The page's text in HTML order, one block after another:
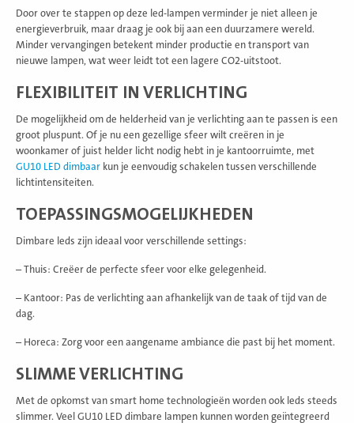
Door over te stappen op deze led-lampen verminder je niet alleen je
energieverbruik, maar draag je ook bij aan een duurzamere wereld.
Minder vervangingen betekent minder productie en transport van
nieuwe lampen, wat weer leidt tot een lagere CO2-uitstoot.
FLEXIBILITEIT IN VERLICHTING
De mogelijkheid om de helderheid van je verlichting aan te passen is een
groot pluspunt. Of je nu een gezellige sfeer wilt creëren in je
woonkamer of juist helder licht nodig hebt in je kantoorruimte, met
GU10 LED dimbaar kun je eenvoudig schakelen tussen verschillende
lichtintensiteiten.
TOEPASSINGSMOGELIJKHEDEN
Dimbare leds zijn ideaal voor verschillende settings:
– Thuis: Creëer de perfecte sfeer voor elke gelegenheid.
– Kantoor: Pas de verlichting aan afhankelijk van de taak of tijd van de
dag.
– Horeca: Zorg voor een aangename ambiance die past bij het moment.
SLIMME VERLICHTING
Met de opkomst van smart home technologieën worden ook leds steeds
slimmer. Veel GU10 LED dimbare lampen kunnen worden geïntegreerd